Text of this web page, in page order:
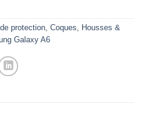
protection ,Coques
Housses &
Galaxy A6